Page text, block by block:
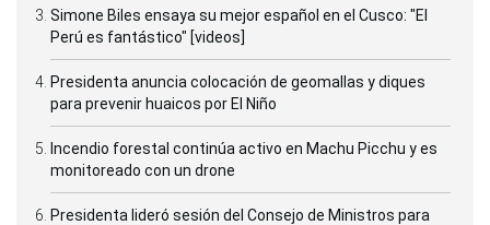
Simone Biles ensaya su mejor español en el Cusco: "El
Perú es fantástico" [videos]
Presidenta anuncia colocación de geomallas y diques
para prevenir huaicos por El Niño
Incendio forestal continúa activo en Machu Picchu y es
monitoreado con un drone
Presidenta lideró sesión del Consejo de Ministros para